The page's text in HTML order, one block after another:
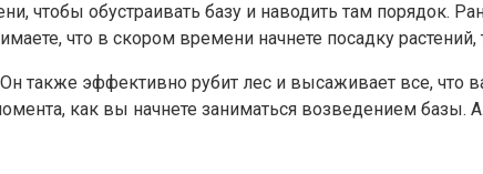
чтобы обустраивать базу и наводить там порядок.
что в скором времени начнете посадку растений,
Он также эффективно рубит лес и высаживает все,
как вы начнете заниматься возведением